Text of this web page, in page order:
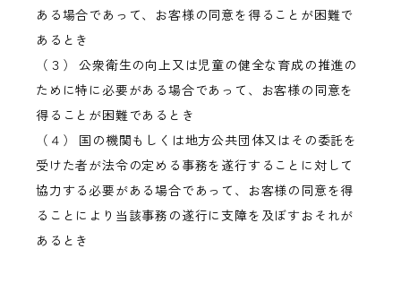
ある場合であって、お客様の同意を得ることが困難で
あるとき
（３） 公衆衛生の向上又は児童の健全な育成の推進の
ために特に必要がある場合であって、お客様の同意を
得ることが困難であるとき
（４） 国の機関もしくは地方公共団体又はその委託を
受けた者が法令の定める事務を遂行することに対して
協力する必要がある場合であって、お客様の同意を得
ることにより当該事務の遂行に支障を及ぼすおそれが
あるとき